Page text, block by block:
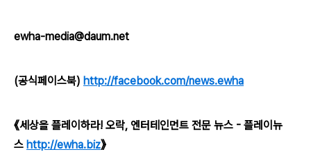
ewha-media@daum.net
(공식페이스북) http://facebook.com/news.ewha
《세상을 플레이하라! 오락, 엔터테인먼트 전문 뉴스 - 플레이뉴
스 http://ewha.biz》